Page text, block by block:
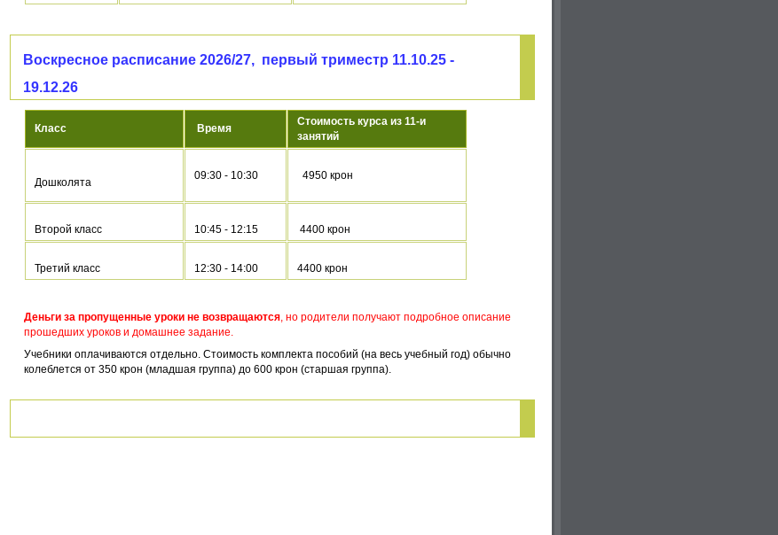
Воскресное расписание 2026/27, первый триместр 11.10.25 -
19.12.26
Класс Время
Стоимость курса из 11-и
занятий
Дошколята
09:30 - 10:30 4950 крон
Второй класс 10:45 - 12:15 4400 крон
Третий класс 12:30 - 14:00 4400 крон
Деньги за пропущенные уроки не возвращаются, но родители получают подробное описание
прошедших уроков и домашнее задание.
Учебники оплачиваются отдельно. Стоимость комплекта пособий (на весь учебный год) обычно
колеблется от 350 крон (младшая группа) до 600 крон (старшая группа).